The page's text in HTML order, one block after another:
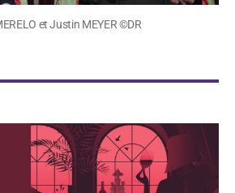
et Justin MEYER ©DR